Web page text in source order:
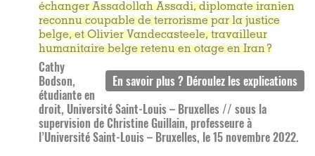
échanger Assadollah Assadi, diplomate iranien
reconnu coupable de terrorisme par la justice
belge, et Olivier Vandecasteele, travailleur
humanitaire belge retenu en otage en Iran ?
Cathy
Bodson,
étudiante en
droit, Université Saint-Louis – Bruxelles // sous la
supervision de Christine Guillain, professeure à
l’Université Saint-Louis – Bruxelles, le 15 novembre 2022.